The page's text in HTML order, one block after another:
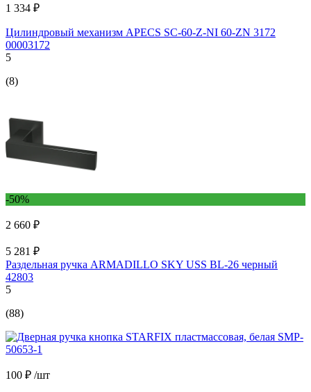
1 334 ₽
Цилиндровый механизм APECS SC-60-Z-NI 60-ZN 3172
00003172
5
(8)
-50%
2 660 ₽
5 281 ₽
Раздельная ручка ARMADILLO SKY USS BL-26 черный
42803
5
(88)
100 ₽ /шт